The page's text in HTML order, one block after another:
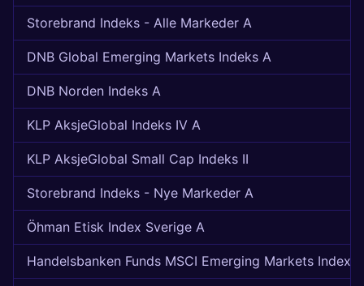
Storebrand Indeks - Alle Markeder A
DNB Global Emerging Markets Indeks A
DNB Norden Indeks A
KLP AksjeGlobal Indeks IV A
KLP AksjeGlobal Small Cap Indeks II
Storebrand Indeks - Nye Markeder A
Öhman Etisk Index Sverige A
Handelsbanken Funds MSCI Emerging Markets Index